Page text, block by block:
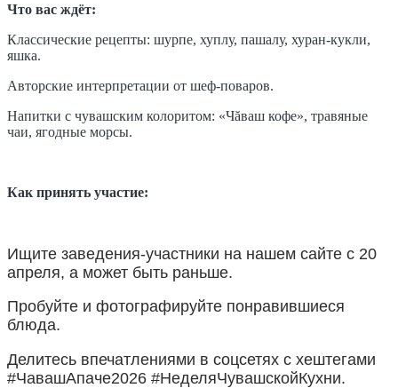
Что вас ждёт:
Классические рецепты: шурпе, хуплу, пашалу, хуран-кукли,
яшка.
Авторские интерпретации от шеф-поваров.
Напитки с чувашским колоритом: «Чăваш кофе», травяные
чаи, ягодные морсы.
Как принять участие:
Ищите заведения-участники на нашем сайте с 20
апреля, а может быть раньше.
Пробуйте и фотографируйте понравившиеся
блюда.
Делитесь впечатлениями в соцсетях с хештегами
#ЧавашАпаче2026 #НеделяЧувашскойКухни.